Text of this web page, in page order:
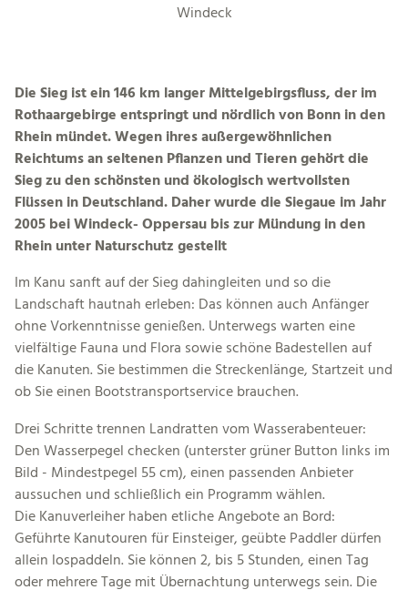
Windeck
Die Sieg ist ein 146 km langer Mittelgebirgsfluss, der im
Rothaargebirge entspringt und nördlich von Bonn in den
Rhein mündet. Wegen ihres außergewöhnlichen
Reichtums an seltenen Pflanzen und Tieren gehört die
Sieg zu den schönsten und ökologisch wertvollsten
Flüssen in Deutschland. Daher wurde die Siegaue im Jahr
2005 bei Windeck- Oppersau bis zur Mündung in den
Rhein unter Naturschutz gestellt
Im Kanu sanft auf der Sieg dahingleiten und so die
Landschaft hautnah erleben: Das können auch Anfänger
ohne Vorkenntnisse genießen. Unterwegs warten eine
vielfältige Fauna und Flora sowie schöne Badestellen auf
die Kanuten. Sie bestimmen die Streckenlänge, Startzeit und
ob Sie einen Bootstransportservice brauchen.
Drei Schritte trennen Landratten vom Wasserabenteuer:
Den Wasserpegel checken (unterster grüner Button links im
Bild - Mindestpegel 55 cm), einen passenden Anbieter
aussuchen und schließlich ein Programm wählen.
Die Kanuverleiher haben etliche Angebote an Bord:
Geführte Kanutouren für Einsteiger, geübte Paddler dürfen
allein lospaddeln. Sie können 2, bis 5 Stunden, einen Tag
oder mehrere Tage mit Übernachtung unterwegs sein. Die